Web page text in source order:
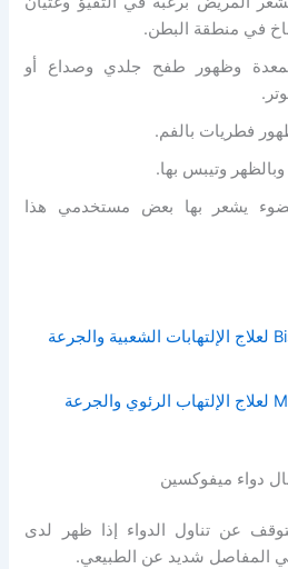
في منطقة البطن.
وظهور طفح جلدي وصداع أو
فطريات بالفم.
وتيبس بها.
يشعر بها بعض مستخدمي هذا
بيسلفون Bisolvon لعلاج الإلتهابات الشعبية والجرعة
ميوكوتك Mucotec لعلاج الإلتهاب الرئوي والجرعة
دواء ميفوكسين
عن تناول الدواء إذا ظهر لدى
المفاصل شديد عن الطبيعي.